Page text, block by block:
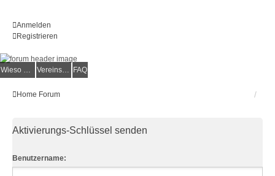
Anmelden
Registrieren
Wieso der e.V.? Vereinsmitglied werden FAQ
Home Forum
Aktivierungs-Schlüssel senden
Benutzername: